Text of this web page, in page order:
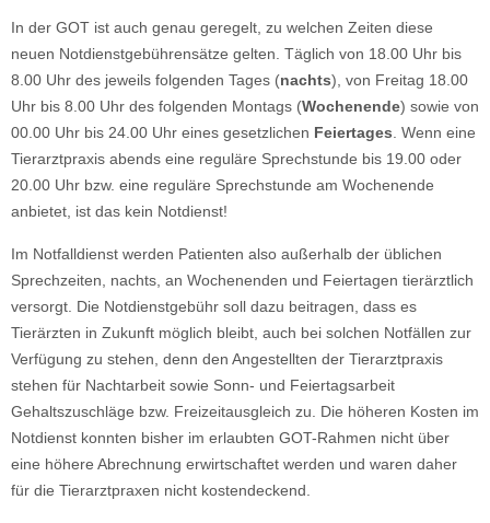
In der GOT ist auch genau geregelt, zu welchen Zeiten diese
neuen Notdienstgebührensätze gelten. Täglich von 18.00 Uhr bis
8.00 Uhr des jeweils folgenden Tages (nachts), von Freitag 18.00
Uhr bis 8.00 Uhr des folgenden Montags (Wochenende) sowie von
00.00 Uhr bis 24.00 Uhr eines gesetzlichen Feiertages . Wenn eine
Tierarztpraxis abends eine reguläre Sprechstunde bis 19.00 oder
20.00 Uhr bzw. eine reguläre Sprechstunde am Wochenende
anbietet, ist das kein Notdienst!
Im Notfalldienst werden Patienten also außerhalb der üblichen
Sprechzeiten, nachts, an Wochenenden und Feiertagen tierärztlich
versorgt. Die Notdienstgebühr soll dazu beitragen, dass es
Tierärzten in Zukunft möglich bleibt, auch bei solchen Notfällen zur
Verfügung zu stehen, denn den Angestellten der Tierarztpraxis
stehen für Nachtarbeit sowie Sonn- und Feiertagsarbeit
Gehaltszuschläge bzw. Freizeitausgleich zu. Die höheren Kosten im
Notdienst konnten bisher im erlaubten GOT-Rahmen nicht über
eine höhere Abrechnung erwirtschaftet werden und waren daher
für die Tierarztpraxen nicht kostendeckend.